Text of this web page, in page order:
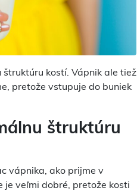
kostí. Vápnik ale tiež
pretože vstupuje do buniek
štruktúru
vápnika, ako prijme v
je veľmi dobré, pretože kosti